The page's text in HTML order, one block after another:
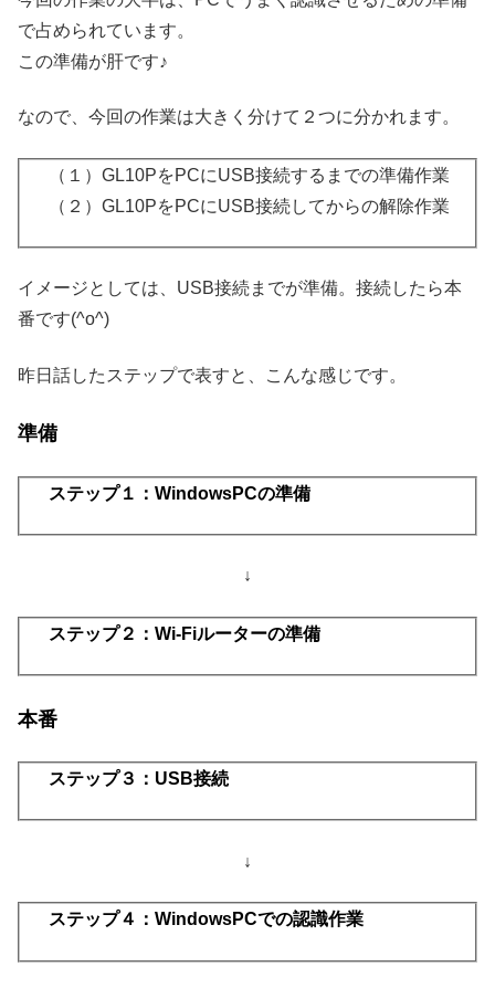
で占められています。
この準備が肝です♪
なので、今回の作業は大きく分けて２つに分かれます。
（１）GL10PをPCにUSB接続するまでの準備作業
（２）GL10PをPCにUSB接続してからの解除作業
イメージとしては、USB接続までが準備。接続したら本
番です(^o^)
昨日話したステップで表すと、こんな感じです。
準備
ステップ１：WindowsPCの準備
↓
ステップ２：Wi-Fiルーターの準備
本番
ステップ３：USB接続
↓
ステップ４：WindowsPCでの認識作業